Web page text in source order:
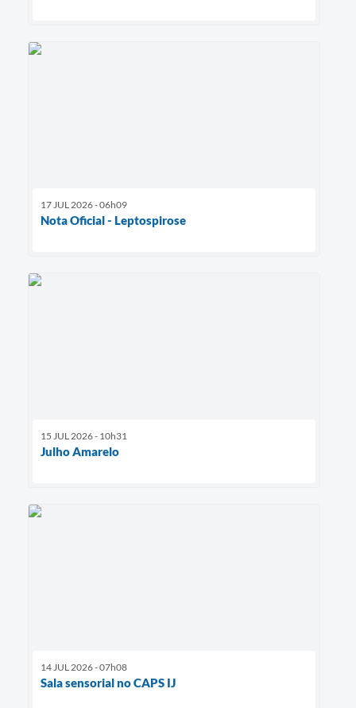
17 JUL 2026 - 06h09
Nota Oficial - Leptospirose
15 JUL 2026 - 10h31
Julho Amarelo
14 JUL 2026 - 07h08
Sala sensorial no CAPS IJ